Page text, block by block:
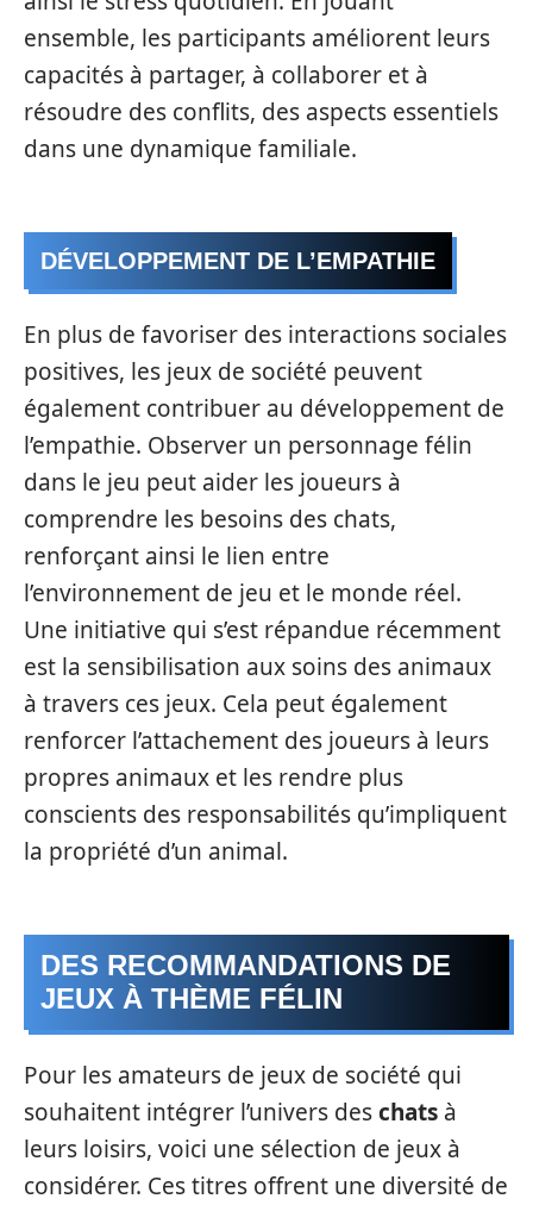
ensemble, les participants améliorent leurs
capacités à partager, à collaborer et à
résoudre des conflits, des aspects essentiels
dans une dynamique familiale.
DÉVELOPPEMENT DE L’EMPATHIE
En plus de favoriser des interactions sociales
positives, les jeux de société peuvent
également contribuer au développement de
l’empathie. Observer un personnage félin
dans le jeu peut aider les joueurs à
comprendre les besoins des chats,
renforçant ainsi le lien entre
l’environnement de jeu et le monde réel.
Une initiative qui s’est répandue récemment
est la sensibilisation aux soins des animaux
à travers ces jeux. Cela peut également
renforcer l’attachement des joueurs à leurs
propres animaux et les rendre plus
conscients des responsabilités qu’impliquent
la propriété d’un animal.
DES RECOMMANDATIONS DE
JEUX À THÈME FÉLIN
Pour les amateurs de jeux de société qui
souhaitent intégrer l’univers deschats à
leurs loisirs, voici une sélection de jeux à
considérer. Ces titres offrent une diversité de